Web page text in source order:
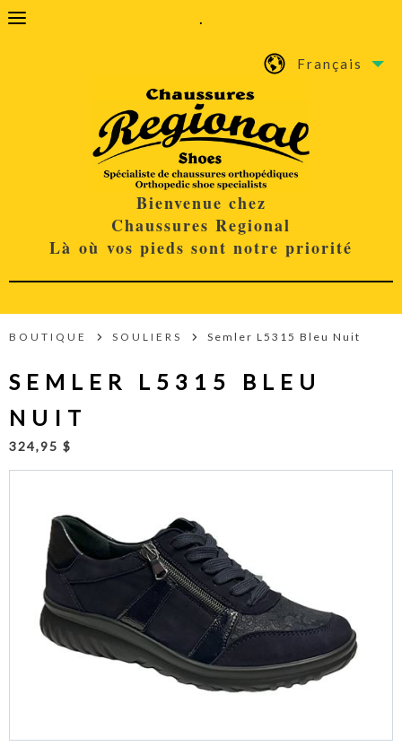
.
Français
Bienvenue chez
Chaussures Regional
Là où vos pieds sont notre priorité
BOUTIQUE SOULIERS Semler L5315 Bleu Nuit
SEMLER L5315 BLEU
NUIT
324,95 $